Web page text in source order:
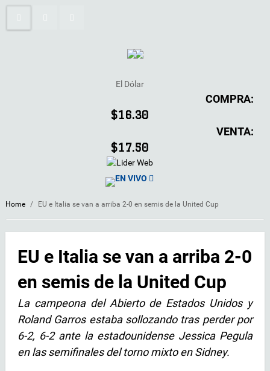
El Dólar
COMPRA:
$16.30
VENTA:
$17.50
EN VIVO
Home / EU e Italia se van a arriba 2-0 en semis de la United Cup
EU e Italia se van a arriba 2-0
en semis de la United Cup
La campeona del Abierto de Estados Unidos y
Roland Garros estaba sollozando tras perder por
6-2, 6-2 ante la estadounidense Jessica Pegula
en las semifinales del torno mixto en Sidney.